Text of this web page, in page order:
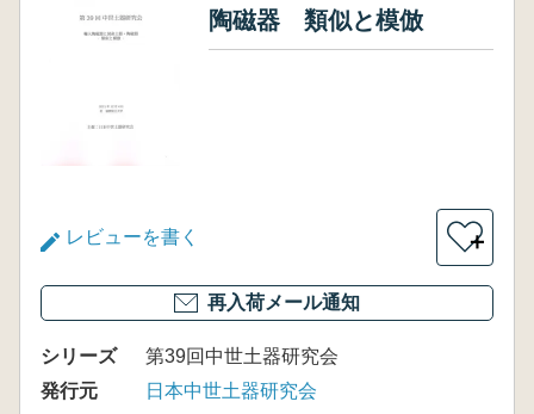
陶磁器 類似と模倣
レビューを書く ＋
再入荷メール通知
シリーズ
第39回中世土器研究会
発行元
日本中世土器研究会